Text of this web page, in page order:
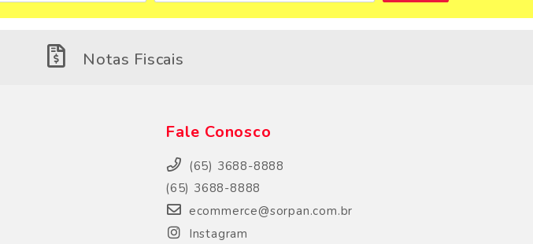
Notas Fiscais
Fale Conosco
(65) 3688-8888
(65) 3688-8888
ecommerce@sorpan.com.br
Instagram